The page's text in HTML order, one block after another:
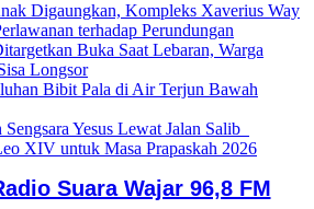
Digaungkan, Kompleks Xaverius Way
terhadap Perundungan
Buka Saat Lebaran, Warga
Longsor
Bibit Pala di Air Terjun Bawah
Yesus Lewat Jalan Salib
XIV untuk Masa Prapaskah 2026
Suara Wajar 96,8 FM